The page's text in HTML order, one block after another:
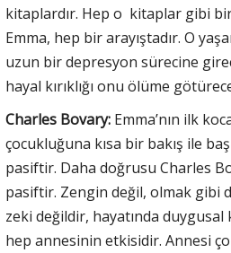
kitaplardır. Hep o kitaplar gibi
Emma, hep bir arayıştadır. O
uzun bir depresyon sürecine
hayal kırıklığı onu ölüme
Charles Bovary: Emma’nın ilk
çocukluğuna kısa bir bakış ile
pasiftir. Daha doğrusu Charles
pasiftir. Zengin değil, olmak gibi
zeki değildir, hayatında
hep annesinin etkisidir. Annesi